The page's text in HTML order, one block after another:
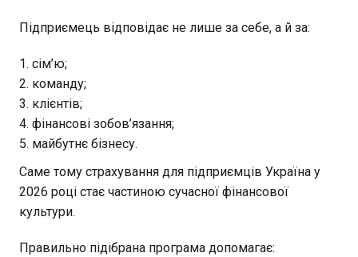
Підприємець відповідає не лише за себе, а й за:
сім’ю;
команду;
клієнтів;
фінансові зобов’язання;
майбутнє бізнесу.
Саме тому страхування для підприємців Україна у
2026 році стає частиною сучасної фінансової
культури.
Правильно підібрана програма допомагає: